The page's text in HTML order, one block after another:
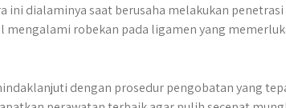
ini dialaminya saat berusaha melakukan penetrasi
mengalami robekan pada ligamen yang
dengan prosedur pengobatan yang